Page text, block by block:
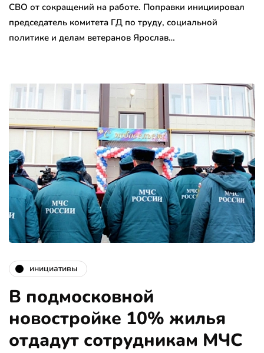
СВО от сокращений на работе. Поправки инициировал
председатель комитета ГД по труду, социальной
политике и делам ветеранов Ярослав…
инициативы
В подмосковной
новостройке 10% жилья
отдадут сотрудникам МЧС